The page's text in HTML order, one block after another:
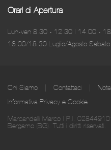
Orari di Apertura
Lun-ven 8.30 - 12.30 | 14.00 -
16.00/18.30 Luglio/Agosto Sabato
Chi Siamo Contattaci
Informativa Privacy e Cookie
Marcandelli Marco | P.I.
Bergamo (BG)
. Tutti i diritti riservati.